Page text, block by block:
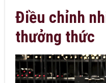
Điều chỉnh
thưởng thức